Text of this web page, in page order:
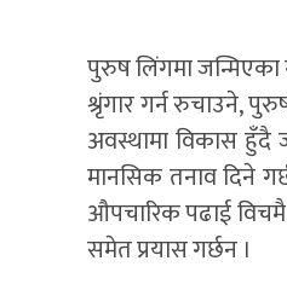
पुरुष लिंगमा जन्मिएका
श्रृंगार गर्न रुचाउने,
अवस्थामा विकास
मानसिक तनाव दिने
औपचारिक पढाई
समेत प्रयास गर्छन ।